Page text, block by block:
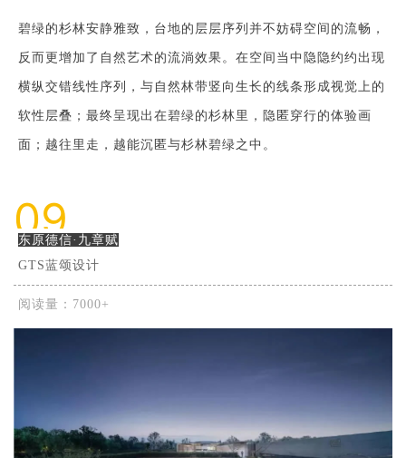
碧绿的杉林安静雅致，台地的层层序列并不妨碍空间的流畅，
反而更增加了自然艺术的流淌效果。在空间当中隐隐约约出现
横纵交错线性序列，与自然林带竖向生长的线条形成视觉上的
软性层叠；最终呈现出在碧绿的杉林里，隐匿穿行的体验画
面；越往里走，越能沉匿与杉林碧绿之中。
09
东原德信·九章赋
GTS蓝颂设计
阅读量：7000+